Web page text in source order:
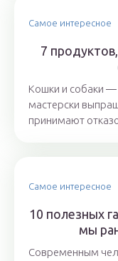
Самое интересное
7
Кошки и собаки
мастерски
принимают
Самое интересное
10 полезных
мы
Современным